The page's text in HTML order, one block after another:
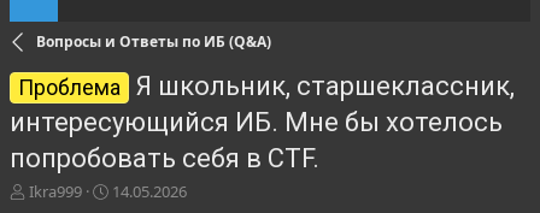
Вопросы и Ответы по ИБ (Q&A)
Проблема
Я школьник, старшеклассник,
интересующийся ИБ. Мне бы хотелось
попробовать себя в CTF.
А
Ikra999
Д
14.05.2026